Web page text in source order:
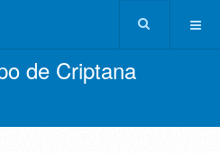
de Criptana